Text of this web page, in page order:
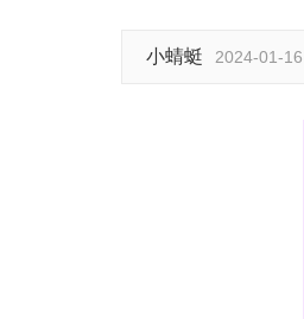
小蜻蜓 2024-01-16